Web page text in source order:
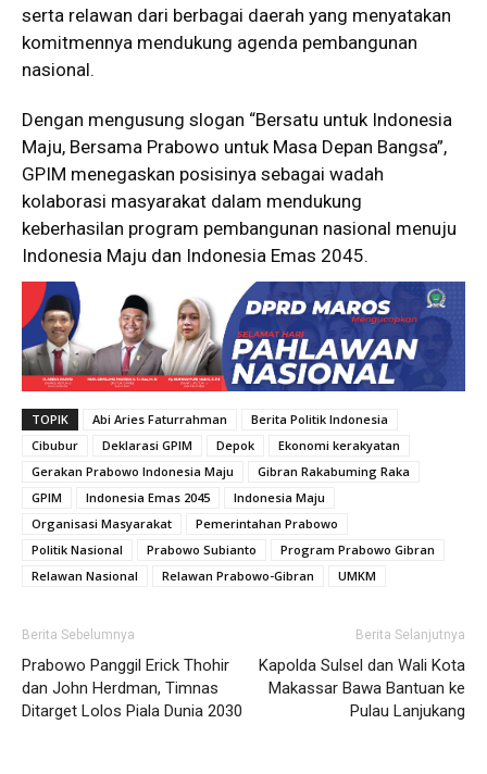
serta relawan dari berbagai daerah yang menyatakan
komitmennya mendukung agenda pembangunan
nasional.
Dengan mengusung slogan “Bersatu untuk Indonesia
Maju, Bersama Prabowo untuk Masa Depan Bangsa”,
GPIM menegaskan posisinya sebagai wadah
kolaborasi masyarakat dalam mendukung
keberhasilan program pembangunan nasional menuju
Indonesia Maju dan Indonesia Emas 2045.
TOPIK Abi Aries Faturrahman
Berita Politik Indonesia
Cibubur
Deklarasi GPIM Depok
Ekonomi kerakyatan
Gerakan Prabowo Indonesia Maju
Gibran Rakabuming Raka
GPIM
Indonesia Emas 2045
Indonesia Maju
Organisasi Masyarakat
Pemerintahan Prabowo
Politik Nasional
Prabowo Subianto
Program Prabowo Gibran
Relawan Nasional
Relawan Prabowo-Gibran UMKM
Berita Sebelumnya
Prabowo Panggil Erick Thohir
dan John Herdman, Timnas
Ditarget Lolos Piala Dunia 2030
Berita Selanjutnya
Kapolda Sulsel dan Wali Kota
Makassar Bawa Bantuan ke
Pulau Lanjukang